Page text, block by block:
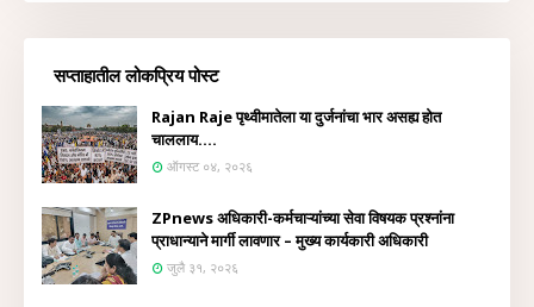
सप्ताहातील लोकप्रिय पोस्ट
Rajan Raje पृथ्वीमातेला या दुर्जनांचा भार असह्य होत
चाललाय....
ऑगस्ट ०४, २०२६
ZPnews अधिकारी-कर्मचाऱ्यांच्या सेवा विषयक प्रश्नांना
प्राधान्याने मार्गी लावणार – मुख्य कार्यकारी अधिकारी
जुलै ३१, २०२६